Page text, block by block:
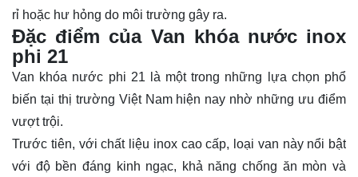
rỉ hoặc hư hỏng do môi trường gây ra.
Đặc điểm của Van khóa nước inox
phi 21
Van khóa nước phi 21 là một trong những lựa chọn phổ
biến tại thị trường Việt Nam hiện nay nhờ những ưu điểm
vượt trội.
Trước tiên, với chất liệu inox cao cấp, loại van này nổi bật
với độ bền đáng kinh ngạc, khả năng chống ăn mòn và